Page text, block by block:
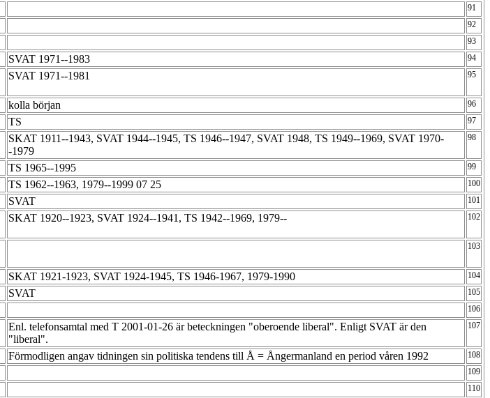
91
92
93
SVAT 1971--1983 94
SVAT 1971--1981 95
kolla början 96
TS 97
SKAT 1911--1943, SVAT 1944--1945, TS 1946--1947, SVAT 1948, TS 1949--1969, SVAT 1970-
-1979
98
TS 1965--1995 99
TS 1962--1963, 1979--1999 07 25 100
SVAT 101
SKAT 1920--1923, SVAT 1924--1941, TS 1942--1969, 1979-- 102
103
SKAT 1921-1923, SVAT 1924-1945, TS 1946-1967, 1979-1990 104
SVAT 105
106
Enl. telefonsamtal med T 2001-01-26 är beteckningen "oberoende liberal". Enligt SVAT är den
"liberal".
107
Förmodligen angav tidningen sin politiska tendens till Å = Ångermanland en period våren 1992 108
109
110